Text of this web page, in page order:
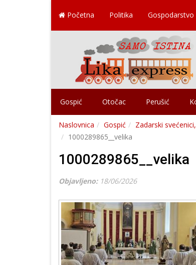
Početna Politika Gospodarstvo
Gospić Otočac Perušić
Naslovnica Gospić
Zadarski
1000289865__velika
1000289865__velika
Objavljeno: 18/06/2026